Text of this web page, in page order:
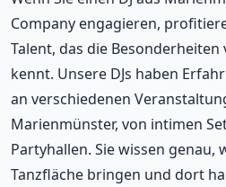
Company engagieren,
Talent, das die
kennt. Unsere DJs haben
an verschiedenen
Marienmünster, von intimen
Partyhallen. Sie wissen genau,
Tanzfläche bringen und dort